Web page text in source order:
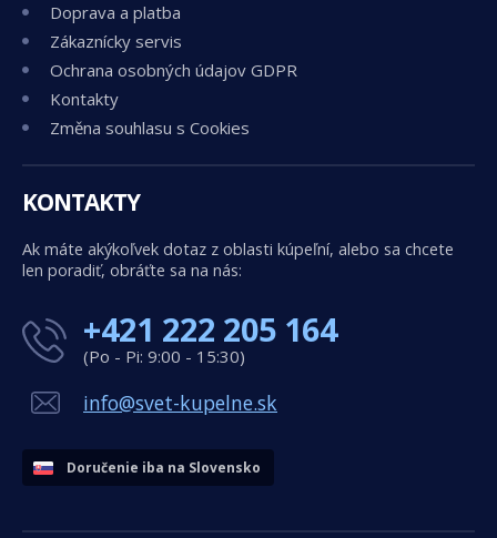
Doprava a platba
Zákaznícky servis
Ochrana osobných údajov GDPR
Kontakty
Změna souhlasu s Cookies
KONTAKTY
Ak máte akýkoľvek dotaz z oblasti kúpeľní, alebo sa chcete
len poradiť, obráťte sa na nás:
+421 222 205 164
(Po - Pi: 9:00 - 15:30)
info@svet-kupelne.sk
Doručenie iba na Slovensko